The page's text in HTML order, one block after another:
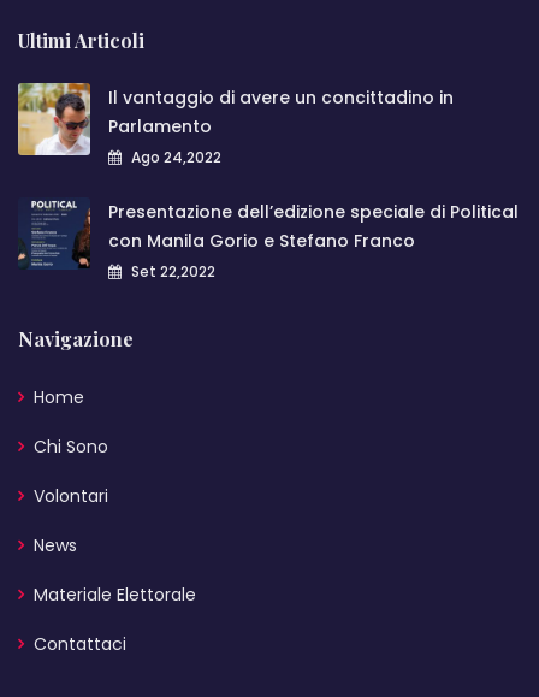
Ultimi Articoli
Il vantaggio di avere un concittadino in
Parlamento
Ago 24,2022
Presentazione dell’edizione speciale di Political
con Manila Gorio e Stefano Franco
Set 22,2022
Navigazione
Home
Chi Sono
Volontari
News
Materiale Elettorale
Contattaci